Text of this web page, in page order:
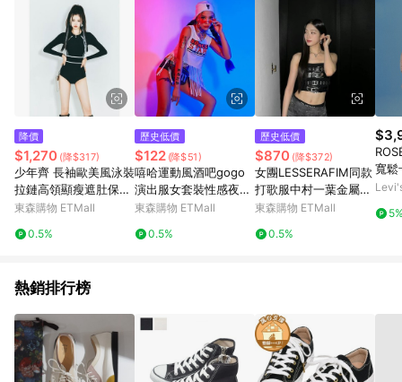
主。 7. 點數回饋將依照蝦皮提供扣除折價券、運費與蝦幣後之最
終金額進行計算。 8. 同一商品品項(即便不同尺寸規格)，皆會計
入同一筆返點上限進行計算 9. 用戶需於同一瀏覽器進行交易（若
自動跳轉 APP，請在 APP交易）。 10. 若使用不同物流或付款方
式，將拆分成不同筆訂單編號發送通知。 11. 若使用折價券折抵，
可能會有攤提折抵導致訂單金額些微落差 12. 蝦皮會將LINE的導
購跳轉紀錄與蝦皮的會員ID進行綁定，若後續七天內未透過其他
會被蝦皮認列為該LINE用戶導購跳轉時所成立之訂單。 13. 若同
一用戶使用一個以上蝦皮帳號透過LINE購物進行導購，將可能導
致無法收到導購通知，亦可能無法收到點數，再請留意。 14. 請
注意以下行為將可能導致無法取得 LINE POINTS 點數回饋資格：
使用非指定之途徑及方式完成交易，或經由蝦皮系統判斷點擊路
徑不符合回饋資格或規則者。 15. 若有贈點爭議，請務必於訂單
LINE購物訂單紀錄已呈現：「非本次前往蝦皮商店之品項，不符
合回饋資格」，則不受理此案件。 [注意事項] 1.如導購途中用戶
由網頁版(電腦版/手機版網頁)切換為 App 會造成追蹤中斷而無法
進行 LINE POINTS 回饋 2.若購買過程中關閉蝦皮APP，則需重
新透過LINE購物前往蝦皮商城，否則無法進行LINE POINTS 回
饋。 / 3.如用戶先前往蝦皮商城將商品加入購物車，後續透過
降價
$1,270 (降$317)
少年齊 長袖歐美風泳裝
拉鏈高領顯瘦遮肚保守i
ns風連體女泳衣
東森購物 ETMall
0.5%
歷史低價
$122 (降$51)
嘻哈運動風酒吧gogo
演出服女套裝性感夜店
dj服裝夜場ds領舞服新
東森購物 ETMall
0.5%
歷史低價
$870 (降$372)
女團LESSERAFIM同款
打歌服中村一葉金屬扣
千禧風賽博朋克抹胸辣
東森購物 ETMall
0.5%
寬鬆
人氣
熱銷排行榜